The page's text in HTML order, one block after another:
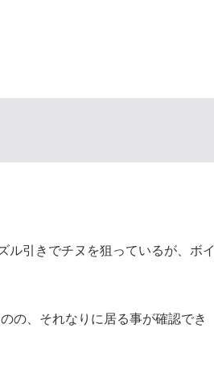
ル引きでチヌを狙っているが、ボイ
の、それなりに居る事が確認でき